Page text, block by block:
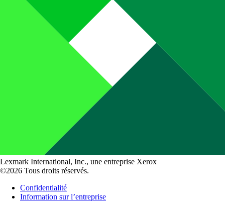
Lexmark International, Inc., une entreprise Xerox
©2026 Tous droits réservés.
Confidentialité
Information sur l’entreprise